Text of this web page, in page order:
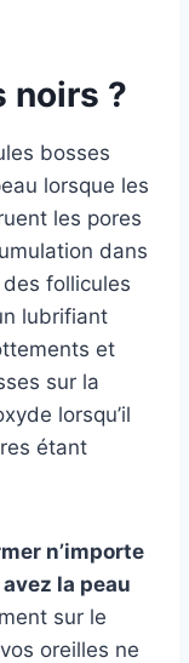
noirs ?
bosses
lorsque les
les pores
dans
follicules
lubrifiant
et
sur la
lorsqu’il
étant
n’importe
la peau
sur le
oreilles ne